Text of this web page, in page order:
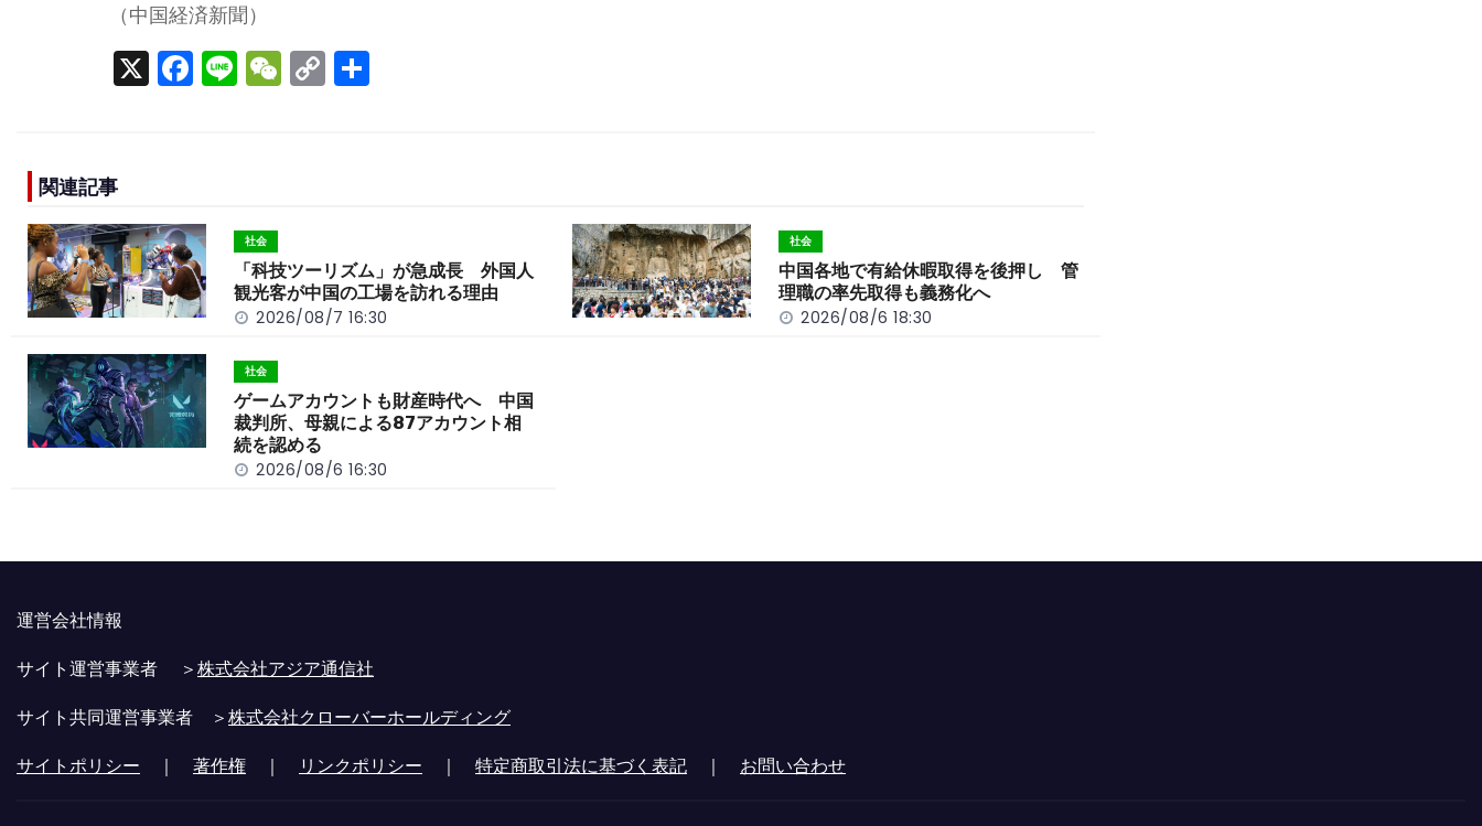
（中国経済新聞）
X F
a
o
o
k
Li
n
W
e
C
o
k
関連記事
社会
「科技ツーリズム」が急成長 外国人
観光客が中国の工場を訪れる理由
2026/08/7 16:30
社会
中国各地で有給休暇取得を後押し 管
理職の率先取得も義務化へ
2026/08/6 18:30
社会
ゲームアカウントも財産時代へ 中国
裁判所、母親による87アカウント相
続を認める
2026/08/6 16:30
運営会社情報
サイト運営事業者 ＞株式会社アジア通信社
サイト共同運営事業者 ＞株式会社クローバーホールディング
サイトポリシー ｜ 著作権 ｜ リンクポリシー ｜ 特定商取引法に基づく表記 ｜ お問い合わせ